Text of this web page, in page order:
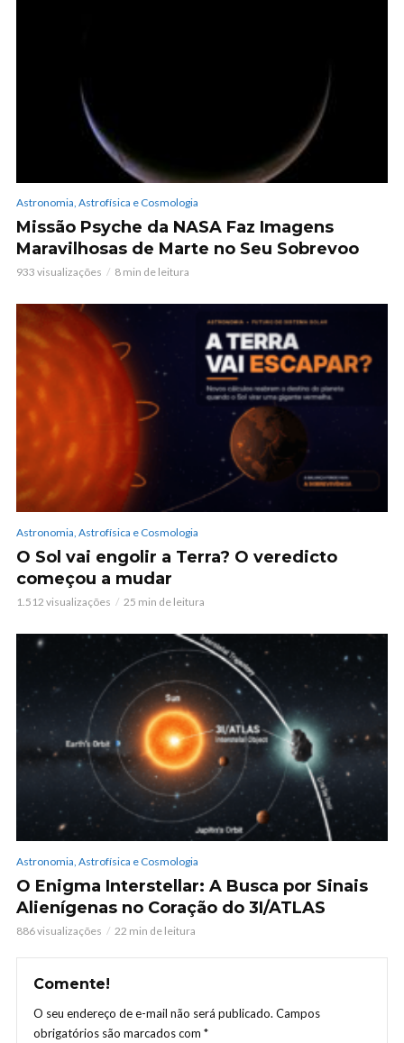
Astronomia, Astrofísica e Cosmologia
Missão Psyche da NASA Faz Imagens
Maravilhosas de Marte no Seu Sobrevoo
933 visualizações 8 min de leitura
Astronomia, Astrofísica e Cosmologia
O Sol vai engolir a Terra? O veredicto
começou a mudar
1.512 visualizações 25 min de leitura
Astronomia, Astrofísica e Cosmologia
O Enigma Interstellar: A Busca por Sinais
Alienígenas no Coração do 3I/ATLAS
886 visualizações 22 min de leitura
Comente!
O seu endereço de e-mail não será publicado. Campos
obrigatórios são marcados com *